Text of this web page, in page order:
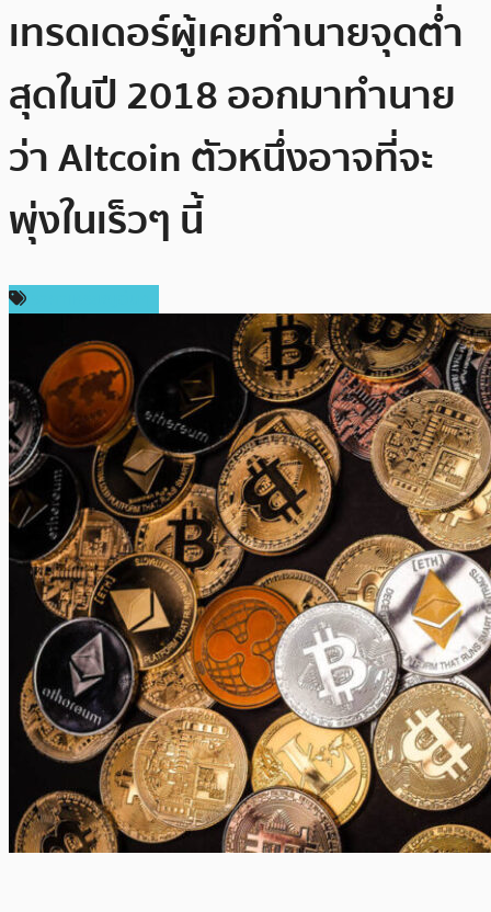
เทรดเดอร์ผู้เคยทำนายจุดต่ำ
สุดในปี 2018 ออกมาทำนาย
ว่า Altcoin ตัวหนึ่งอาจที่จะ
พุ่งในเร็วๆ นี้